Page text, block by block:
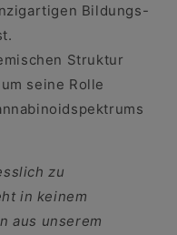
Bildungs-
Struktur
seine Rolle
zu
in keinem
aus unserem